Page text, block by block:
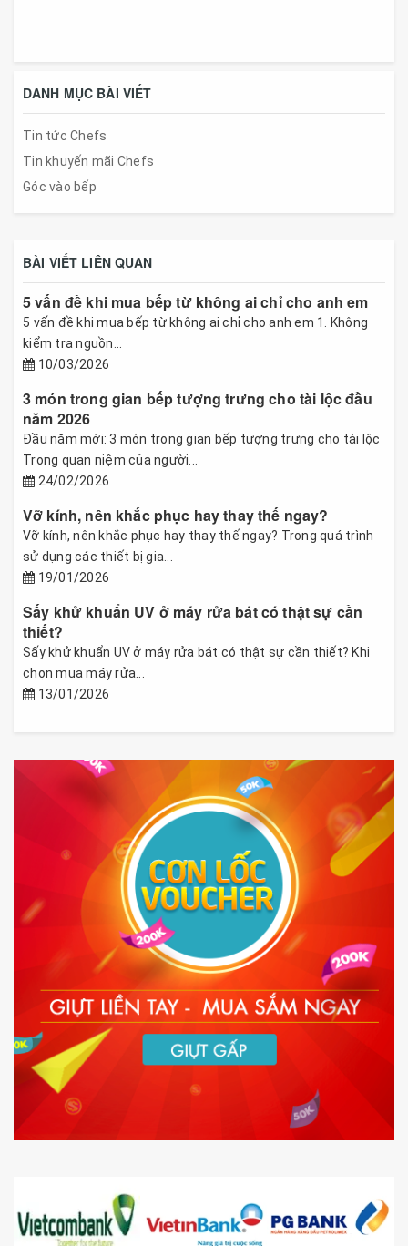
DANH MỤC BÀI VIẾT
Tin tức Chefs
Tin khuyến mãi Chefs
Góc vào bếp
BÀI VIẾT LIÊN QUAN
5 vấn đề khi mua bếp từ không ai chỉ cho anh em
5 vấn đề khi mua bếp từ không ai chỉ cho anh em 1. Không
kiểm tra nguồn...
10/03/2026
3 món trong gian bếp tượng trưng cho tài lộc đầu
năm 2026
Đầu năm mới: 3 món trong gian bếp tượng trưng cho tài lộc
Trong quan niệm của người...
24/02/2026
Vỡ kính, nên khắc phục hay thay thế ngay?
Vỡ kính, nên khắc phục hay thay thế ngay? Trong quá trình
sử dụng các thiết bị gia...
19/01/2026
Sấy khử khuẩn UV ở máy rửa bát có thật sự cần
thiết?
Sấy khử khuẩn UV ở máy rửa bát có thật sự cần thiết? Khi
chọn mua máy rửa...
13/01/2026